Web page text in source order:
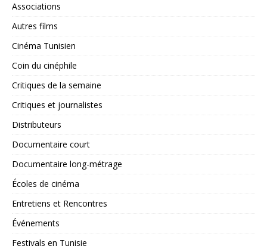
Associations
Autres films
Cinéma Tunisien
Coin du cinéphile
Critiques de la semaine
Critiques et journalistes
Distributeurs
Documentaire court
Documentaire long-métrage
Écoles de cinéma
Entretiens et Rencontres
Événements
Festivals en Tunisie